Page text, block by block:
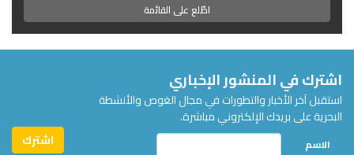
اطّلع على القائمة
اشترك في المنشور الإخباري
استقبل آخر الأخبار والتطورات في مجال الغوص والأنشطة
البحرية على بريدك الإلكتروني مباشرة.
الاسم